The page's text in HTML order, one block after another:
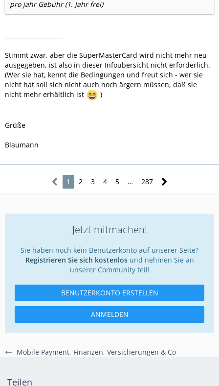
Mobile Payment, Finanzen, Versicherungen & Co
pro jahr Gebühr (1. Jahr frei)
Stimmt zwar, aber die SuperMasterCard wird nicht mehr neu
ausgegeben, ist also in dieser Infoübersicht nicht erforderlich.
(Wer sie hat, kennt die Bedingungen und freut sich - wer sie
nicht hat soll sich nicht auch noch ärgern müssen, daß sie
nicht mehr erhältlich ist
)
Grüße
Blaumann
1 2 3 4 5 … 287
Jetzt mitmachen!
Sie haben noch kein Benutzerkonto auf unserer Seite?
Registrieren Sie sich kostenlosund nehmen Sie an
unserer Community teil!
BENUTZERKONTO ERSTELLEN
ANMELDEN
Teilen